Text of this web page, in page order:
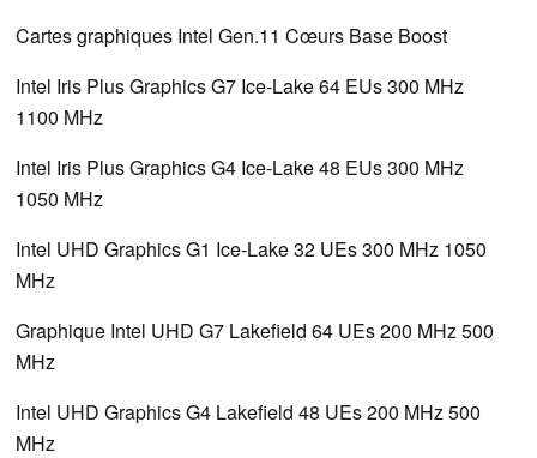
Cartes graphiques Intel Gen.11 Cœurs Base Boost
Intel Iris Plus Graphics G7 Ice-Lake 64 EUs 300 MHz
1100 MHz
Intel Iris Plus Graphics G4 Ice-Lake 48 EUs 300 MHz
1050 MHz
Intel UHD Graphics G1 Ice-Lake 32 UEs 300 MHz 1050
MHz
Graphique Intel UHD G7 Lakefield 64 UEs 200 MHz 500
MHz
Intel UHD Graphics G4 Lakefield 48 UEs 200 MHz 500
MHz